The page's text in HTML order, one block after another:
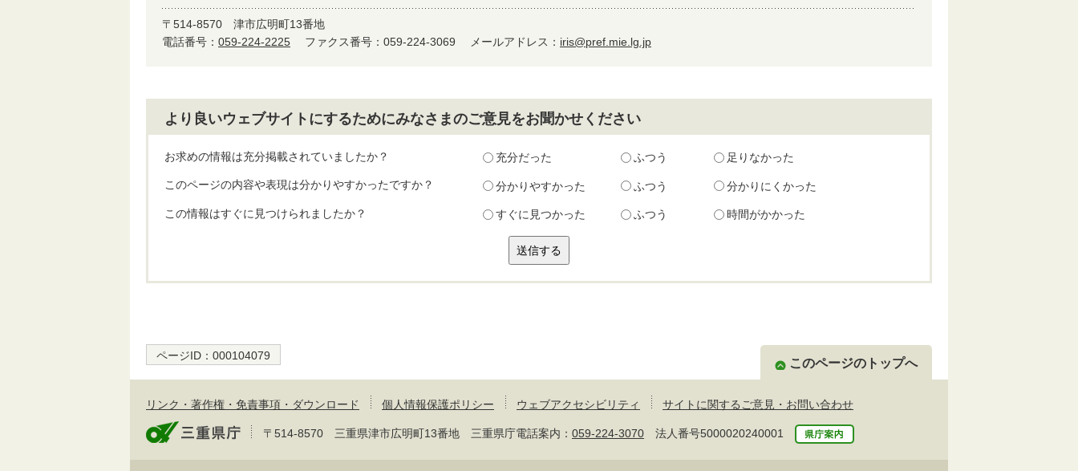
〒514-8570 津市広明町13番地
電話番号： 059-224-2225 ファクス番号：059-224-3069 メールアドレス： iris@pref.mie.lg.jp
より良いウェブサイトにするためにみなさまのご意見をお聞かせください
お求めの情報は充分掲載されていましたか？ 充分だった ふつう 足りなかった
このページの内容や表現は分かりやすかったですか？ 分かりやすかった ふつう 分かりにくかった
この情報はすぐに見つけられましたか？ すぐに見つかった ふつう 時間がかかった
ページID： 000104079
このページのトップへ
リンク・著作権・免責事項・ダウンロード 個人情報保護ポリシー ウェブアクセシビリティ サイトに関するご意見・お問い合わせ
〒514-8570 三重県津市広明町13番地 三重県庁電話案内： 059-224-3070 法人番号5000020240001